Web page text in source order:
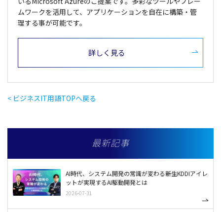
ムワークを活用して、アプリケーションを自在に構築・管
理する事が可能です。
詳しく見る
< ビジネスIT用語TOPへ戻る
最新記事
AI時代、システム開発の常識が変わる――新生KDDIアイレ
ットが実現するAI駆動開発とは
2026-07-31